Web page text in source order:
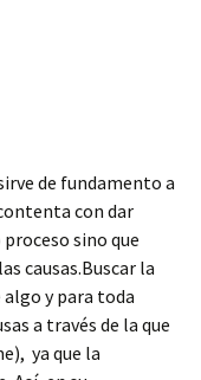
de fundamento a
con dar
sino que
causas.Buscar la
algo y para toda
a través de la que
ya que la